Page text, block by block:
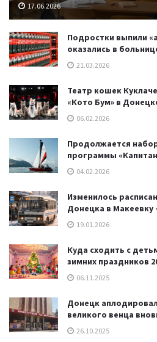
17.06.2026
Подростки выпили
оказались в
21.03.2026
Театр кошек
«Кото Бум» в
06.02.2026
Продолжается
программы
04.02.2026
Изменилось
Донецка в Макеевку
19.01.2026
Куда сходить с
зимних праздников
06.11.2025
Донецк
великого венца
26.10.2025